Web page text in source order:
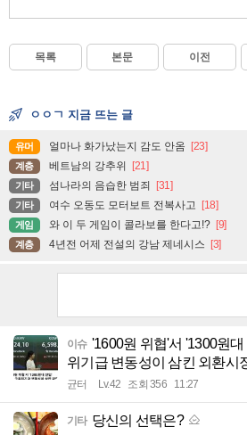
목록 본문 이전
ㅇㅇㄱ 지금 뜨는 글
유머 얼마나 화가났는지 감도 안옴 [23]
계층 베트남의 강추위 [21]
기타 섬나라의 음습한 범죄 [31]
기타 여수 오동도 모터보트 전복사고 [18]
게임 와 이 두 게임이 콜라보를 한다고!? [9]
계층 4년전 어제 전설의 강남 제네시스 [3]
이슈 '1600원 위협'서 '1300원
위기급 변동성이 삼킨 외환시
균터 Lv.42 조회 356 11:27
기타 당신의 선택은?